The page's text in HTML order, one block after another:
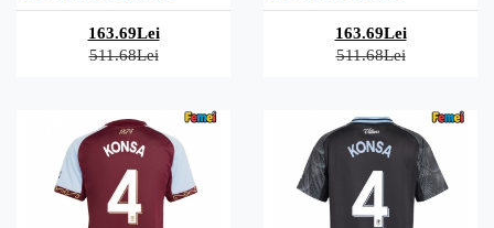
163.69Lei
511.68Lei
163.69Lei
511.68Lei